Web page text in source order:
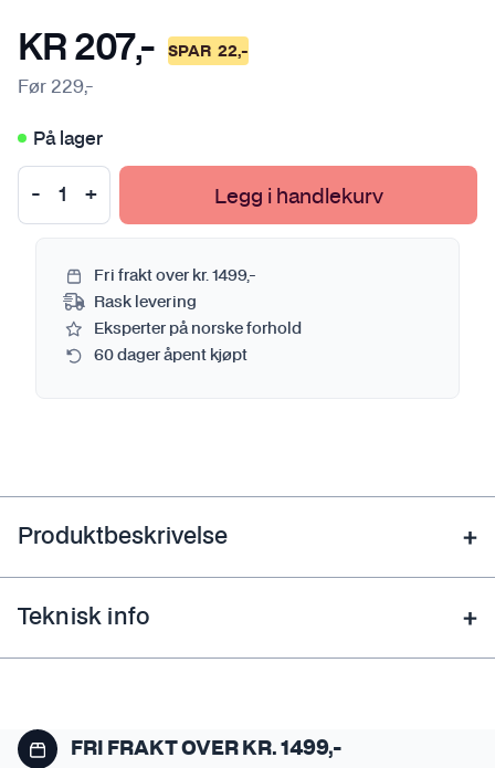
KR 207,- SPAR 22,-
Før 229,-
På lager
Legg i handlekurv
Fri frakt over kr. 1499,-
Rask levering
Eksperter på norske forhold
60 dager åpent kjøpt
Produktbeskrivelse
Teknisk info
FRI FRAKT OVER KR. 1499,-